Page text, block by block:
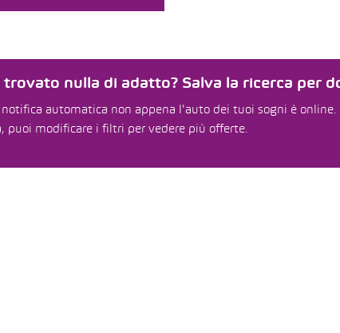
trovato nulla di adatto? Salva la ricerca per
notifica automatica non appena l'auto dei tuoi sogni è online.
puoi modificare i filtri per vedere più offerte.